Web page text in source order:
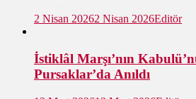
2 Nisan 20262 Nisan 2026Editör
İstiklâl Marşı’nın
Pursaklar’da Anıldı